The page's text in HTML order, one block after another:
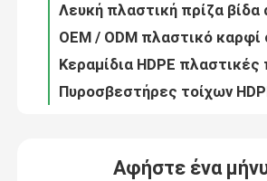
Γύρος εργοστασίων
Ποιοτικός έλεγχος
Βιομηχανικές πλαστικές
Αφήστε ένα